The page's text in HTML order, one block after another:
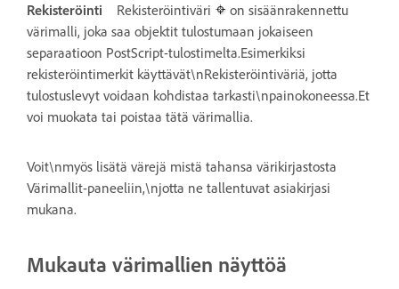
Rekisteröinti Rekisteröintiväri
on sisäänrakennettu
värimalli, joka saa objektit tulostumaan jokaiseen
separaatioon PostScript-tulostimelta.Esimerkiksi
rekisteröintimerkit käyttävät\nRekisteröintiväriä, jotta
tulostuslevyt voidaan kohdistaa tarkasti\npainokoneessa.Et
voi muokata tai poistaa tätä värimallia.
Voit\nmyös lisätä värejä mistä tahansa värikirjastosta
Värimallit-paneeliin,\njotta ne tallentuvat asiakirjasi
mukana.
Mukauta värimallien näyttöä